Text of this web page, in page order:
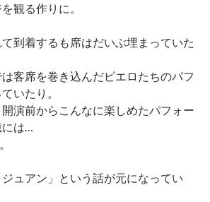
観る作りに。
到着するも席はだいぶ埋まっていた
客席を巻き込んだピエロたちのパフ
いたり。
演前からこんなに楽しめたパフォー
には…
ュアン」という話が元になってい